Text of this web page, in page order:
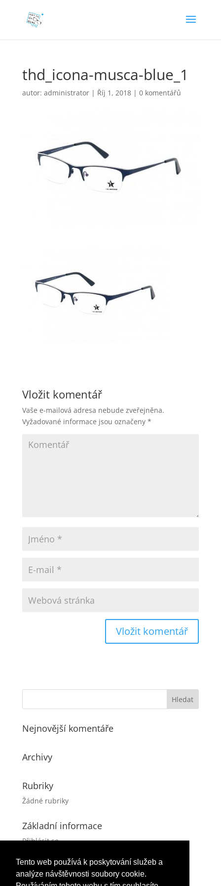
Tento web používá k poskytování služeb a
analýze návštěvnosti soubory cookie.
thd_icona-musca-blue_1
autor: administrator| Říj 1, 2018| 0 komentářů
Vložit komentář
Vaše e-mailová adresa nebude zveřejněna.
Vyžadované informace jsou označeny *
Nejnovější komentáře
Archivy
Rubriky
Žádné rubriky
Základní informace
Přihlásit se
Kanál komentářů